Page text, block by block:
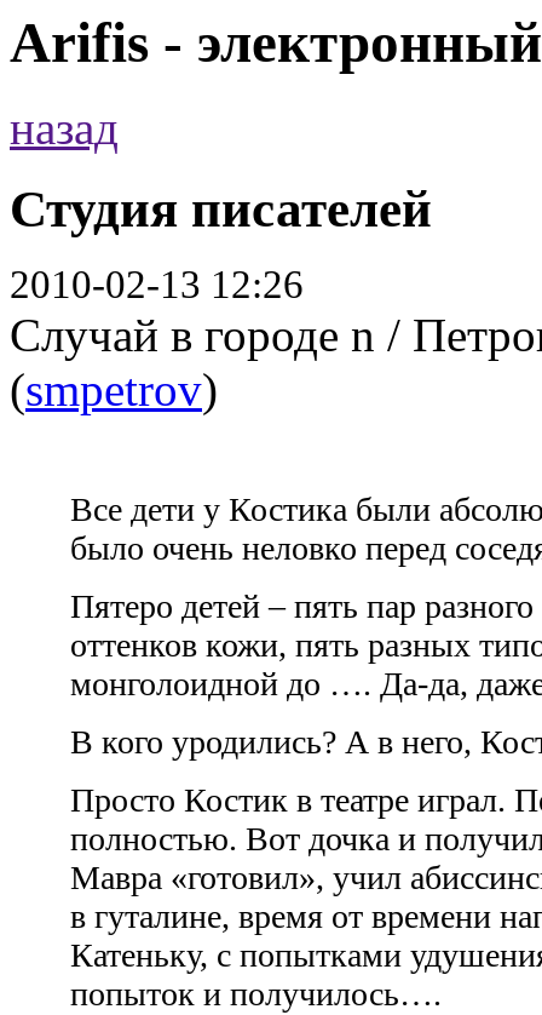
Arifis -
назад
Студия писателей
2010-02-13 12:26
Случай в городе n /
(smpetrov)
Все дети у Костика были
было очень неловко перед
Пятеро детей – пять пар
оттенков кожи, пять разных
монголоидной до …. Да-да,
В кого уродились? А в него,
Просто Костик в театре играл.
полностью. Вот дочка и
Мавра «готовил», учил
в гуталине, время от времени
Катеньку, с попытками
попыток и получилось….